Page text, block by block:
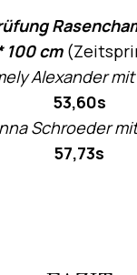
100 cm
Alexander
53,60s
Schroeder
57,73s